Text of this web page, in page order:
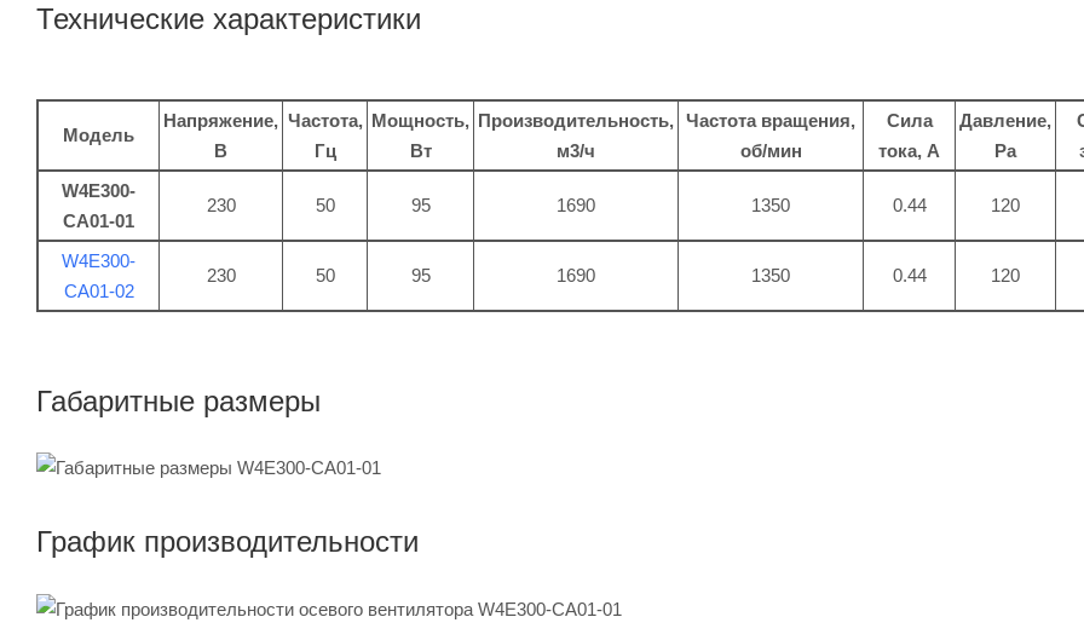
Технические характеристики
Модель
Напряжение,
В
Частота,
Гц
Мощность,
Вт
Производительность,
м3/ч
Частота вращения,
об/мин
Сила
тока, A
Давление,
Pa
W4E300-
CA01-01
230 50 95 1690 1350 0.44 120
W4E300-
CA01-02
230 50 95 1690 1350 0.44 120
Габаритные размеры
График производительности